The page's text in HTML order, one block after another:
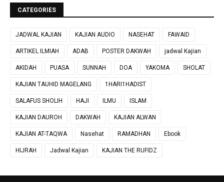
CATEGORIES
JADWAL KAJIAN KAJIAN AUDIO NASEHAT FAWAID
ARTIKEL ILMIAH ADAB POSTER DAKWAH jadwal Kajian
AKIDAH PUASA SUNNAH DOA YAKOMA SHOLAT
KAJIAN TAUHID MAGELANG 1HARI1HADIST
SALAFUS SHOLIH HAJI ILMU ISLAM
KAJIAN DAUROH DAKWAH KAJIAN ALWAN
KAJIAN AT-TAQWA Nasehat RAMADHAN Ebook
HIJRAH Jadwal Kajian KAJIAN THE RUFIDZ